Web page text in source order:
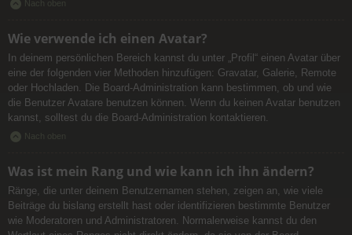
Nach oben
Wie verwende ich einen Avatar?
In deinem persönlichen Bereich kannst du unter „Profil“ einen Avatar über
eine der folgenden vier Methoden hinzufügen: Gravatar, Galerie, Remote
oder Hochladen. Die Board-Administration kann bestimmen, ob und wie
die Benutzer Avatare benutzen können. Wenn du keinen Avatar benutzen
kannst, solltest du die Board-Administration kontaktieren.
Nach oben
Was ist mein Rang und wie kann ich ihn ändern?
Ränge, die unter deinem Benutzernamen stehen, zeigen an, wie viele
Beiträge du bislang erstellt hast oder identifizieren bestimmte Benutzer
wie Moderatoren und Administratoren. Normalerweise kannst du den